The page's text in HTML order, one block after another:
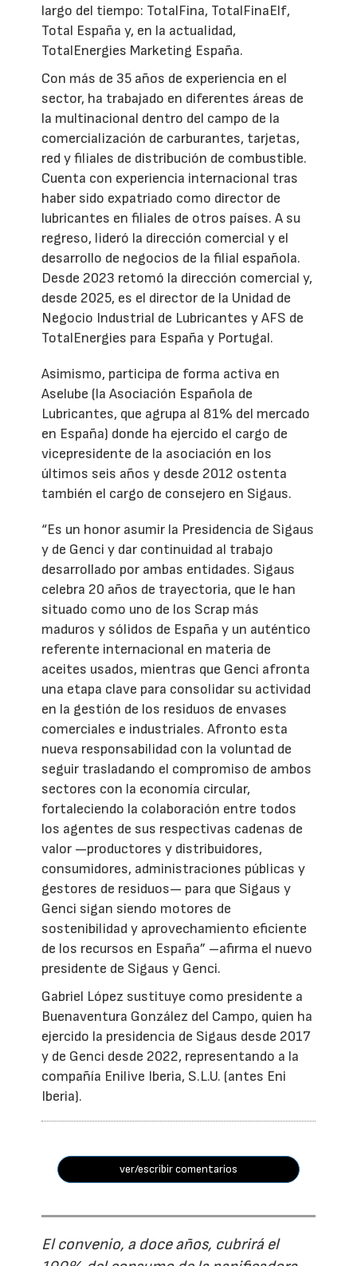
largo del tiempo: TotalFina, TotalFinaElf,
Total España y, en la actualidad,
TotalEnergies Marketing España.
Con más de 35 años de experiencia en el
sector, ha trabajado en diferentes áreas de
la multinacional dentro del campo de la
comercialización de carburantes, tarjetas,
red y filiales de distribución de combustible.
Cuenta con experiencia internacional tras
haber sido expatriado como director de
lubricantes en filiales de otros países. A su
regreso, lideró la dirección comercial y el
desarrollo de negocios de la filial española.
Desde 2023 retomó la dirección comercial y,
desde 2025, es el director de la Unidad de
Negocio Industrial de Lubricantes y AFS de
TotalEnergies para España y Portugal.
Asimismo, participa de forma activa en
Aselube (la Asociación Española de
Lubricantes, que agrupa al 81% del mercado
en España) donde ha ejercido el cargo de
vicepresidente de la asociación en los
últimos seis años y desde 2012 ostenta
también el cargo de consejero en Sigaus.
“Es un honor asumir la Presidencia de Sigaus
y de Genci y dar continuidad al trabajo
desarrollado por ambas entidades. Sigaus
celebra 20 años de trayectoria, que le han
situado como uno de los Scrap más
maduros y sólidos de España y un auténtico
referente internacional en materia de
aceites usados, mientras que Genci afronta
una etapa clave para consolidar su actividad
en la gestión de los residuos de envases
comerciales e industriales. Afronto esta
nueva responsabilidad con la voluntad de
seguir trasladando el compromiso de ambos
sectores con la economía circular,
fortaleciendo la colaboración entre todos
los agentes de sus respectivas cadenas de
valor —productores y distribuidores,
consumidores, administraciones públicas y
gestores de residuos— para que Sigaus y
Genci sigan siendo motores de
sostenibilidad y aprovechamiento eficiente
de los recursos en España” –afirma el nuevo
presidente de Sigaus y Genci.
Gabriel López sustituye como presidente a
Buenaventura González del Campo, quien ha
ejercido la presidencia de Sigaus desde 2017
y de Genci desde 2022, representando a la
compañía Enilive Iberia, S.L.U. (antes Eni
Iberia).
ver/escribir comentarios
El convenio, a doce años, cubrirá el